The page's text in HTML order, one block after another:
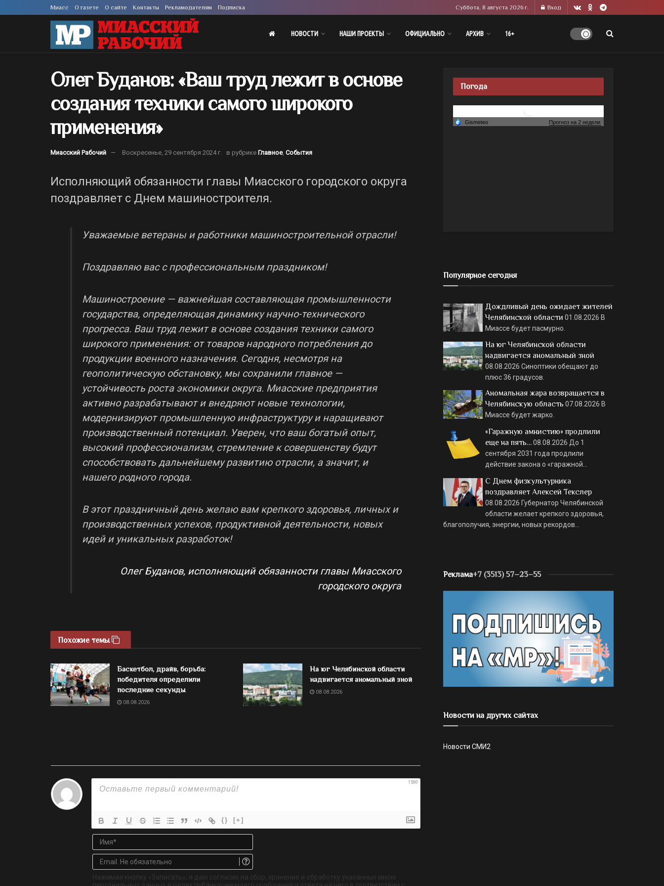
Миасс О газете О сайте Контакты Рекламодателям Подписка Суббота, 8 августа 2026 г. Вход
НОВОСТИ НАШИ ПРОЕКТЫ ОФИЦИАЛЬНО АРХИВ 16+
Олег Буданов: «Ваш труд лежит в основе
создания техники самого широкого
применения»
Миасский Рабочий Воскресенье, 29 сентября 2024 г. в рубрике Главное, События
Исполняющий обязанности главы Миасского городского округа
поздравляет с Днем машиностроителя.
Уважаемые ветераны и работники машиностроительной отрасли!
Поздравляю вас с профессиональным праздником!
Машиностроение — важнейшая составляющая промышленности
государства, определяющая динамику научно-технического
прогресса. Ваш труд лежит в основе создания техники самого
широкого применения: от товаров народного потребления до
продукции военного назначения. Сегодня, несмотря на
геополитическую обстановку, мы сохранили главное —
устойчивость роста экономики округа. Миасские предприятия
активно разрабатывают и внедряют новые технологии,
модернизируют промышленную инфраструктуру и наращивают
производственный потенциал. Уверен, что ваш богатый опыт,
высокий профессионализм, стремление к совершенству будут
способствовать дальнейшему развитию отрасли, а значит, и
нашего родного города.
В этот праздничный день желаю вам крепкого здоровья, личных и
производственных успехов, продуктивной деятельности, новых
идей и уникальных разработок!
Олег Буданов, исполняющий обязанности главы Миасского
городского округа
Похожие темы
Баскетбол, драйв, борьба:
победителя определили
последние секунды
08.08.2026
На юг Челябинской области
надвигается аномальный зной
08.08.2026
1500
{} [+]
Имя*
Email.
обязательно
Нажимая кнопку «Записать», я даю согласие на сбор, хранение и обработку указанных мною
Погода
Популярное сегодня
Дождливый день ожидает жителей
Челябинской области 01.08.2026 В
Миассе будет пасмурно.
На юг Челябинской области
надвигается аномальный зной
08.08.2026 Синоптики обещают до
плюс 36 градусов.
Аномальная жара возвращается в
Челябинскую область 07.08.2026 В
Миассе будет жарко.
«Гаражную амнистию» продлили
еще на пять…08.08.2026 До 1
сентября 2031 года продлили
действие закона о «гаражной…
С Днем физкультурника
поздравляет Алексей Текслер
08.08.2026 Губернатор Челябинской
области желает крепкого здоровья,
благополучия, энергии, новых рекордов…
Реклама+7 (3513) 57–23–55
Новости на других сайтах
Новости СМИ2